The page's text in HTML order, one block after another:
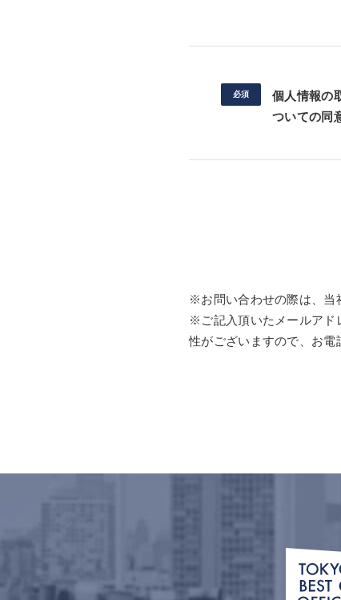
個人情報の
ついての同
※お問い合わせの際は、当
※ご記入頂いたメールアド
性がございますので、お電